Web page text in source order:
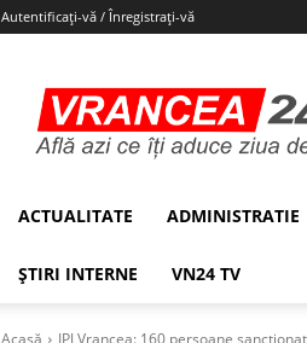
Autentificați-vă / Înregistrați-vă
ACTUALITATE ADMINISTRATIE
ȘTIRI INTERNE VN24 TV
Acasă IPJ Vrancea: 160 persoane